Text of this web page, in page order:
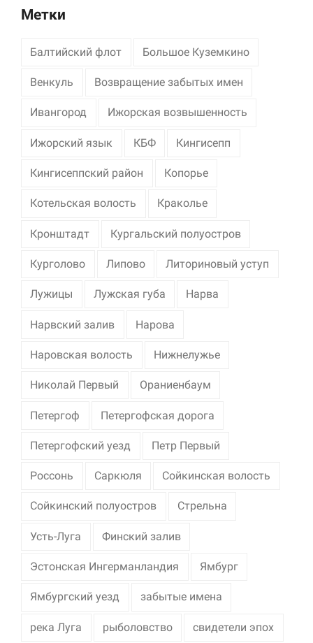
Метки
Балтийский флот Большое Куземкино
Венкуль Возвращение забытых имен
Ивангород Ижорская возвышенность
Ижорский язык КБФ Кингисепп
Кингисеппский район Копорье
Котельская волость Краколье
Кронштадт Кургальский полуостров
Курголово Липово Литориновый уступ
Лужицы Лужская губа Нарва
Нарвский залив Нарова
Наровская волость Нижнелужье
Николай Первый Ораниенбаум
Петергоф Петергофская дорога
Петергофский уезд Петр Первый
Россонь Саркюля Сойкинская волость
Сойкинский полуостров Стрельна
Усть-Луга Финский залив
Эстонская Ингерманландия Ямбург
Ямбургский уезд забытые имена
река Луга рыболовство свидетели эпох